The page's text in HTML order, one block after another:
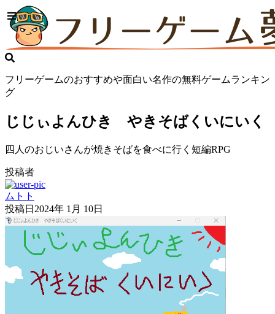
フリーゲームのおすすめや面白い名作の無料ゲームランキン
グ
じじぃよんひき やきそばくいにいく
四人のおじいさんが焼きそばを食べに行く短編RPG
投稿者
ムトト
投稿日 2024年 1月 10日